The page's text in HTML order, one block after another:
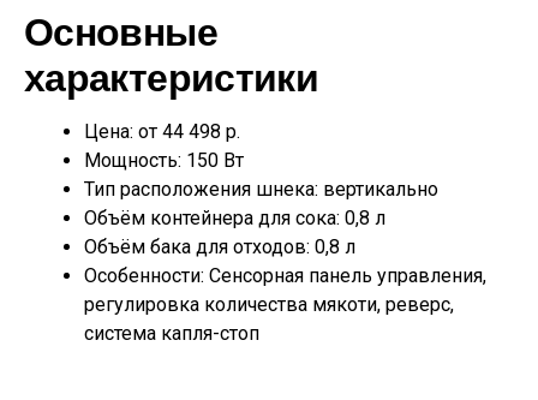
Основные
характеристики
Цена: от 44 498 р.
Мощность: 150 Вт
Тип расположения шнека: вертикально
Объём контейнера для сока: 0,8 л
Объём бака для отходов: 0,8 л
Особенности: Сенсорная панель управления,
регулировка количества мякоти, реверс,
система капля-стоп